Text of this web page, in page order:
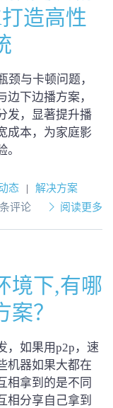
造高性
颈与卡顿问题，
边下边播方案，
发，显著提升播
成本，为家庭影
态 | 解决方案
条评论 阅读更多
境下,有哪
？
，如果用p2p，速
机器如果大都在
相拿到的是不同
相分享自己拿到